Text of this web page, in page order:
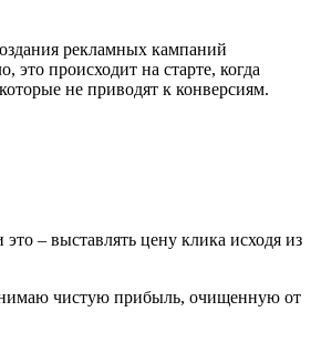
рекламных кампаний
происходит на старте, когда
не приводят к конверсиям.
– выставлять цену клика исходя из
чистую прибыль, очищенную от